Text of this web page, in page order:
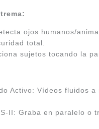
ojos humanos/
total.
sujetos tocando la
Activo: Vídeos fluidos
II: Graba en paralelo